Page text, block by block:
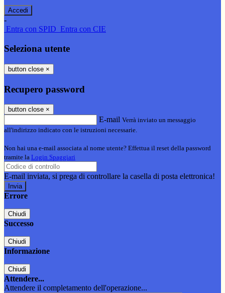
-
Entra con SPID Entra con CIE
Seleziona utente
button close ×
Recupero password
button close ×
E-mail Verrà inviato un messaggio
all'indirizzo indicato con le istruzioni necessarie.
Non hai una e-mail associata al nome utente? Effettua il reset della password
tramite la Login Spaggiari
E-mail inviata, si prega di controllare la casella di posta elettronica!
Errore
Chiudi
Successo
Chiudi
Informazione
Chiudi
Attendere...
Attendere il completamento dell'operazione...